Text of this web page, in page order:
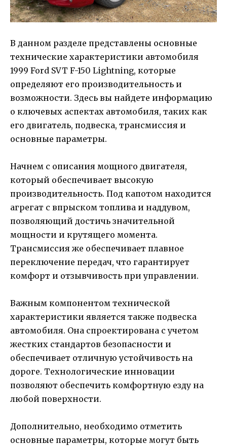
В данном разделе представлены основные
технические характеристики автомобиля
1999 Ford SVT F-150 Lightning, которые
определяют его производительность и
возможности. Здесь вы найдете информацию
о ключевых аспектах автомобиля, таких как
его двигатель, подвеска, трансмиссия и
основные параметры.
Начнем с описания мощного двигателя,
который обеспечивает высокую
производительность. Под капотом находится
агрегат с впрыском топлива и наддувом,
позволяющий достичь значительной
мощности и крутящего момента.
Трансмиссия же обеспечивает плавное
переключение передач, что гарантирует
комфорт и отзывчивость при управлении.
Важным компонентом технической
характеристики является также подвеска
автомобиля. Она спроектирована с учетом
жестких стандартов безопасности и
обеспечивает отличную устойчивость на
дороге. Технологические инновации
позволяют обеспечить комфортную езду на
любой поверхности.
Дополнительно, необходимо отметить
основные параметры, которые могут быть